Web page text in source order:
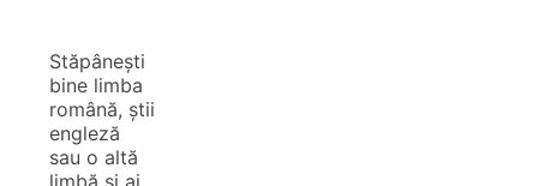
Stăpânești
bine limba
română, știi
engleză
sau o altă
limbă și ai